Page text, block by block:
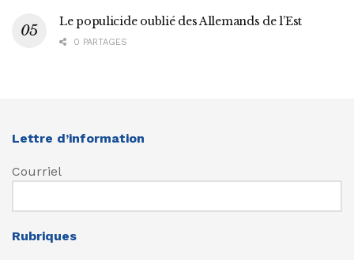
Le populicide oublié des Allemands de l’Est
0 PARTAGES
Lettre d’information
Courriel
Rubriques